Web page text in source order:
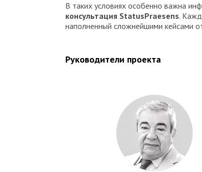
В таких условиях особенно важна
консультация StatusPraesens.
наполненный сложнейшими кейсами
Руководители проекта